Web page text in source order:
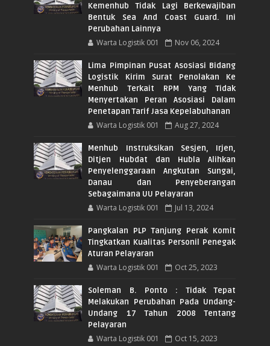
Kemenhub Tidak Lagi Berkewajiban
Bentuk Sea And Coast Guard. Ini
Perubahan Lainnya
Warta Logistik 001 Nov 06, 2024
Lima Pimpinan Pusat Asosiasi Bidang
Logistik Kirim Surat Penolakan Ke
Menhub Terkait RPM Yang Tidak
Menyertakan Peran Asosiasi Dalam
Penetapan Tarif Jasa Kepelabuhanan
Warta Logistik 001 Aug 27, 2024
Menhub Instruksikan Sesjen, Irjen,
Ditjen Hubdat dan Hubla Alihkan
Penyelenggaraan Angkutan Sungai,
Danau dan Penyeberangan
Sebagaimana UU Pelayaran
Warta Logistik 001 Jul 13, 2024
Pangkalan PLP Tanjung Perak Komit
Tingkatkan Kualitas Personil Penegak
Aturan Pelayaran
Warta Logistik 001 Oct 25, 2023
Soleman B. Ponto : Tidak Tepat
Melakukan Perubahan Pada Undang-
Undang 17 Tahun 2008 Tentang
Pelayaran
Warta Logistik 001 Oct 15, 2023